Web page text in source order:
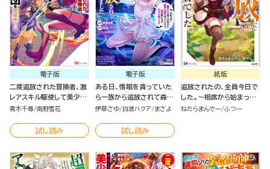
電子版
二度追放された冒険者、激
レアスキル駆使して美少女
軍団を育成中！ コミック版
青木千尋 南野雪花
試し読み
電子版
ある日、惰眠を貪っていた
ら一族から追放されて森に
捨てられました そのまま
の国を作ってたけど、私は
気にせず今日も眠ります
伊草さゆ 白波ハクア まさよ
試し読み
紙版
追放されたの、全員今日で
した。～相席から始まった
仮パーティーが噛み合いす
ねたらまんでー ふつー